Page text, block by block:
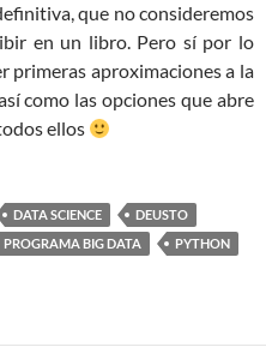
que no consideremos
en un libro. Pero sí por lo
primeras aproximaciones a la
como las opciones que abre
ellos
DATA SCIENCE
DEUSTO
PROGRAMA BIG DATA
PYTHON